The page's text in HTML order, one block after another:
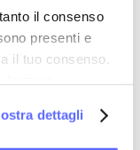
il consenso
presenti e
il tuo consenso.
dettagli
Iodio
-
uterina -
-